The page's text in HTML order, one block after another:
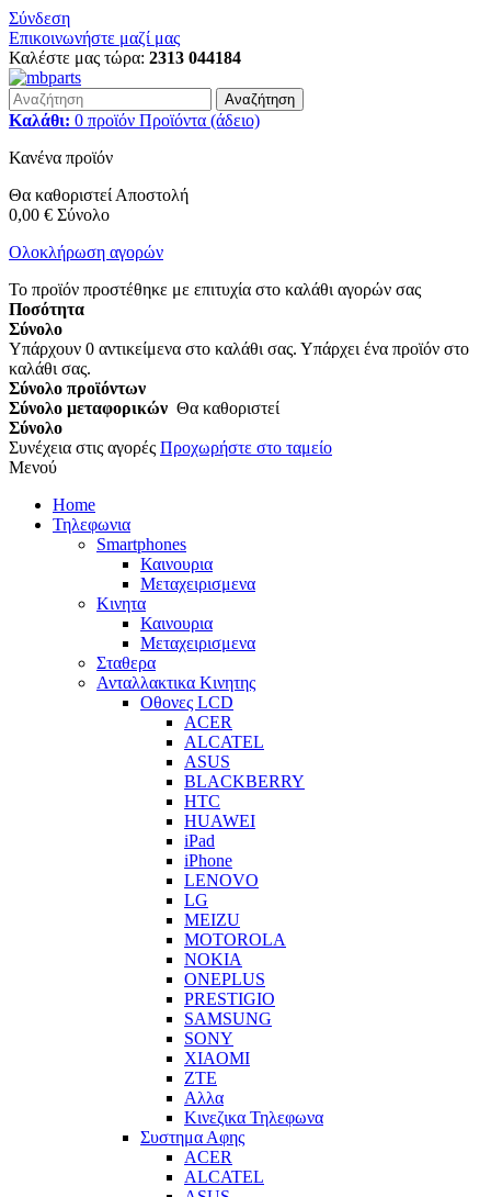
Σύνδεση
Επικοινωνήστε μαζί μας
Καλέστε μας τώρα: 2313 044184
Αναζήτηση
Καλάθι: 0 προϊόν Προϊόντα (άδειο)
Κανένα προϊόν
Θα καθοριστεί Αποστολή
0,00 € Σύνολο
Ολοκλήρωση αγορών
Το προϊόν προστέθηκε με επιτυχία στο καλάθι αγορών σας
Ποσότητα
Σύνολο
Υπάρχουν 0 αντικείμενα στο καλάθι σας. Υπάρχει ένα προϊόν στο
καλάθι σας.
Σύνολο προϊόντων
Σύνολο μεταφορικών Θα καθοριστεί
Σύνολο
Συνέχεια στις αγορές Προχωρήστε στο ταμείο
Μενού
Home
Τηλεφωνια
Smartphones
Καινουρια
Μεταχειρισμενα
Κινητα
Καινουρια
Μεταχειρισμενα
Σταθερα
Ανταλλακτικα Κινητης
Οθονες LCD
ACER
ALCATEL
ASUS
BLACKBERRY
HTC
HUAWEI
iPad
iPhone
LENOVO
LG
MEIZU
MOTOROLA
NOKIA
ONEPLUS
PRESTIGIO
SAMSUNG
SONY
XIAOMI
ZTE
Αλλα
Κινεζικα Τηλεφωνα
Συστημα Αφης
ACER
ALCATEL